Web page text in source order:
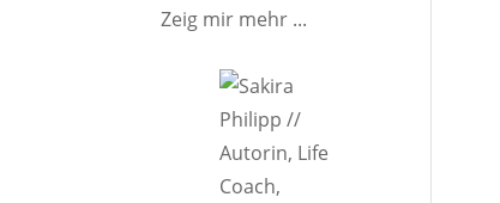
Zeig mir mehr ...